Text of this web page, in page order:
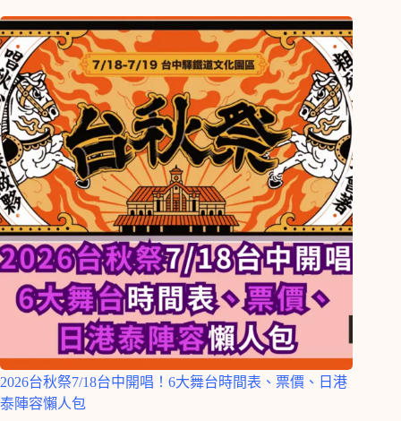
2026台秋祭7/18台中開唱！6大舞台時間表、票價、日港
泰陣容懶人包